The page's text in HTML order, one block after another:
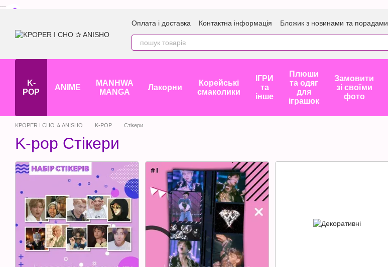
Оплата і доставка Контактна інформація Бложик з новинами та порадами
K-
POP
ANIME
MANHWA
MANGA
Лакорни
Корейські
смаколики
ІГРИ
та
інше
Плюши
та одяг
для
іграшок
Замовити
зі своїми
фото
KPOPER I CHO ✰ ANISHO K-POP Стікери
K-pop Стікери